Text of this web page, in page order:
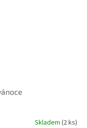
Skladem (2 ks)